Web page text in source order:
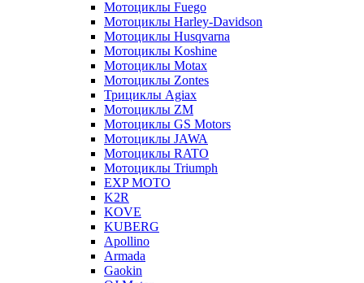
Мотоциклы Fuego
Мотоциклы Harley-Davidson
Мотоциклы Husqvarna
Мотоциклы Koshine
Мотоциклы Motax
Мотоциклы Zontes
Трициклы Agiax
Мотоциклы ZM
Мотоциклы GS Motors
Мотоциклы JAWA
Мотоциклы RATO
Мотоциклы Triumph
EXP MOTO
K2R
KOVE
KUBERG
Apollino
Armada
Gaokin